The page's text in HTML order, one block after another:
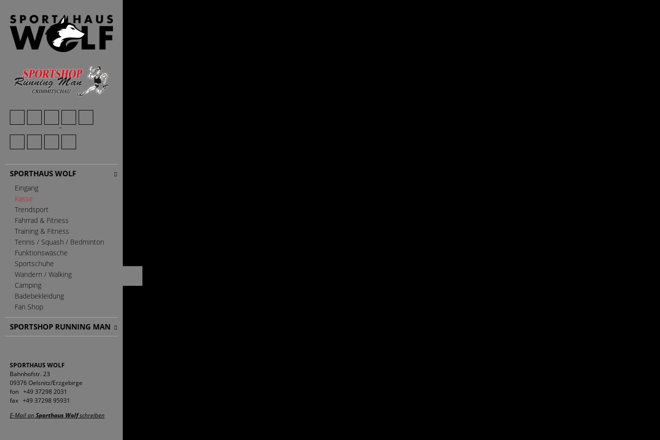
SPORTHAUS WOLF
Eingang
Kasse
Trendsport
Fahrrad & Fitness
Training & Fitness
Tennis / Squash / Bedminton
Funktionswäsche
Sportschuhe
Wandern / Walking
Camping
Badebekleidung
Fan Shop
SPORTSHOP RUNNING MAN
SPORTHAUS WOLF
Bahnhofstr. 23
09376 Oelsnitz/Erzgebirge
fon +49 37298 2031
fax +49 37298 95931
E-Mail anSporthaus Wolfschreiben